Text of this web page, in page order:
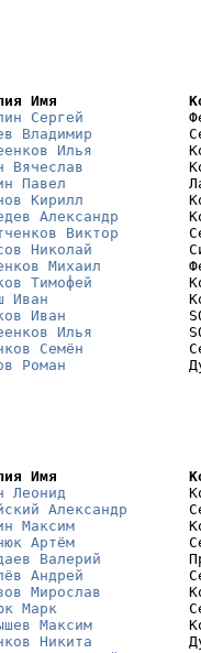
Имя
Сергей
Владимир
Илья
Вячеслав
Павел
Кирилл
Александр
Виктор
Николай
Михаил
Тимофей
Иван
Иван
Илья
Семён
Роман
Имя
Леонид
Александр
Максим
Артём
Валерий
Андрей
Мирослав
Марк
Максим
Никита